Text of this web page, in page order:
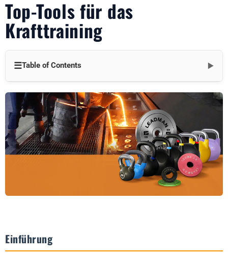
Top-Tools für das
Krafttraining
☰Table of Contents ▼
Warum Krafttrainingstools wichtig sind
Top-Tools für das Krafttraining
1. Hanteln
Wie man diese Tools effektiv einsetzt
Einführung